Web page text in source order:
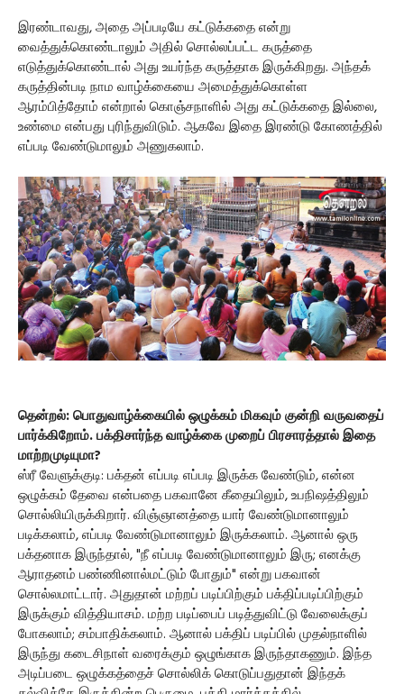
இரண்டாவது, அதை அப்படியே கட்டுக்கதை என்று
வைத்துக்கொண்டாலும் அதில் சொல்லப்பட்ட கருத்தை
எடுத்துக்கொண்டால் அது உயர்ந்த கருத்தாக இருக்கிறது. அந்தக்
கருத்தின்படி நாம வாழ்க்கையை அமைத்துக்கொள்ள
ஆரம்பித்தோம் என்றால் கொஞ்சநாளில் அது கட்டுக்கதை இல்லை,
உண்மை என்பது புரிந்துவிடும். ஆகவே இதை இரண்டு கோணத்தில்
எப்படி வேண்டுமாலும் அணுகலாம்.
தென்றல்: பொதுவாழ்க்கையில் ஒழுக்கம் மிகவும் குன்றி வருவதைப்
பார்க்கிறோம். பக்திசார்ந்த வாழ்க்கை முறைப் பிரசாரத்தால் இதை
மாற்றமுடியுமா?
ஸ்ரீ வேளுக்குடி: பக்தன் எப்படி எப்படி இருக்க வேண்டும், என்ன
ஒழுக்கம் தேவை என்பதை பகவானே கீதையிலும், உபநிஷத்திலும்
சொல்லியிருக்கிறார். விஞ்ஞானத்தை யார் வேண்டுமானாலும்
படிக்கலாம், எப்படி வேண்டுமானாலும் இருக்கலாம். ஆனால் ஒரு
பக்தனாக இருந்தால், "நீ எப்படி வேண்டுமானாலும் இரு; எனக்கு
ஆராதனம் பண்ணினால்மட்டும் போதும்" என்று பகவான்
சொல்லமாட்டார். அதுதான் மற்றப் படிப்பிற்கும் பக்திப்படிப்பிற்கும்
இருக்கும் வித்தியாசம். மற்ற படிப்பைப் படித்துவிட்டு வேலைக்குப்
போகலாம்; சம்பாதிக்கலாம். ஆனால் பக்திப் படிப்பில் முதல்நாளில்
இருந்து கடைசிநாள் வரைக்கும் ஒழுங்காக இருந்தாகணும். இந்த
அடிப்படை ஒழுக்கத்தைச் சொல்லிக் கொடுப்பதுதான் இந்தக்